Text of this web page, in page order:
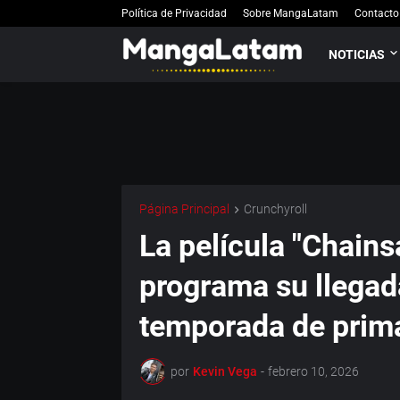
Política de Privacidad Sobre MangaLatam Contacto
NOTICIAS
Página Principal Crunchyroll
La película
programa su
temporada de
por Kevin Vega - febrero 10, 2026